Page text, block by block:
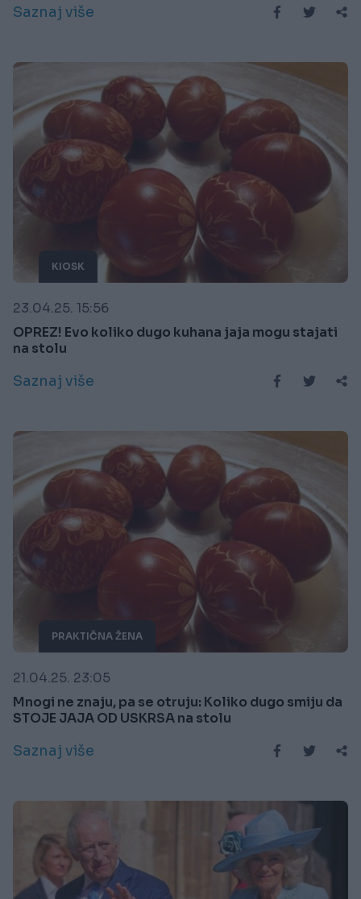
Saznaj više
KIOSK
23.04.25. 15:56
OPREZ! Evo koliko dugo kuhana jaja mogu stajati
na stolu
Saznaj više
PRAKTIČNA ŽENA
21.04.25. 23:05
Mnogi ne znaju, pa se otruju: Koliko dugo smiju da
STOJE JAJA OD USKRSA na stolu
Saznaj više